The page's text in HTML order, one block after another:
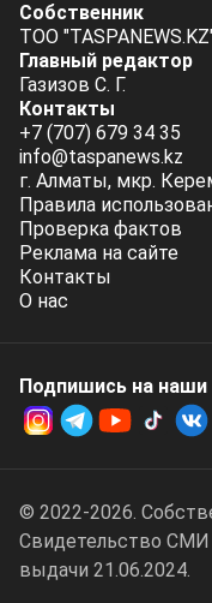
Собственник
ТОО
Главный редактор
Газизов С. Г.
Контакты
+7 (707) 679 34 35
info@taspanews.kz
г. Алматы, мкр.
Правила
Проверка фактов
Реклама на сайте
Контакты
О нас
Подпишись на
© 2022-2026.
Cвидетельство
выдачи 21.06.2024.